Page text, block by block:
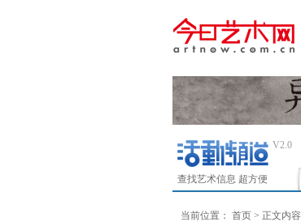
查找艺术信息 超方便
V2.0
当前位置： 首页 > 正文内容